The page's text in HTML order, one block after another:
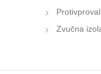
Zvučna